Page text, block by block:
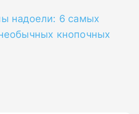
надоели: 6 самых
кнопочных